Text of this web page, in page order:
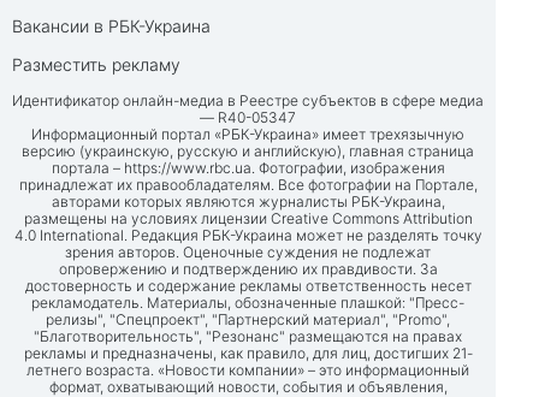
Вакансии в РБК-Украина
Разместить рекламу
Идентификатор онлайн-медиа в Реестре субъектов в сфере медиа
— R40-05347
Информационный портал «РБК-Украина» имеет трехязычную
версию (украинскую, русскую и английскую), главная страница
портала – https://www.rbc.ua. Фотографии, изображения
принадлежат их правообладателям. Все фотографии на Портале,
авторами которых являются журналисты РБК-Украина,
размещены на условиях лицензии Creative Commons Attribution
4.0 International. Редакция РБК-Украина может не разделять точку
зрения авторов. Оценочные суждения не подлежат
опровержению и подтверждению их правдивости. За
достоверность и содержание рекламы ответственность несет
рекламодатель. Материалы, обозначенные плашкой: "Пресс-
релизы", "Спецпроект", "Партнерский материал", "Promo",
"Благотворительность", "Резонанс" размещаются на правах
рекламы и предназначены, как правило, для лиц, достигших 21-
летнего возраста. «Новости компании» – это информационный
формат, охватывающий новости, события и объявления,